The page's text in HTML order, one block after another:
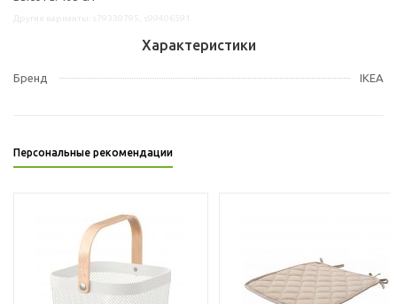
Характеристики
Бренд IKEA
Персональные рекомендации